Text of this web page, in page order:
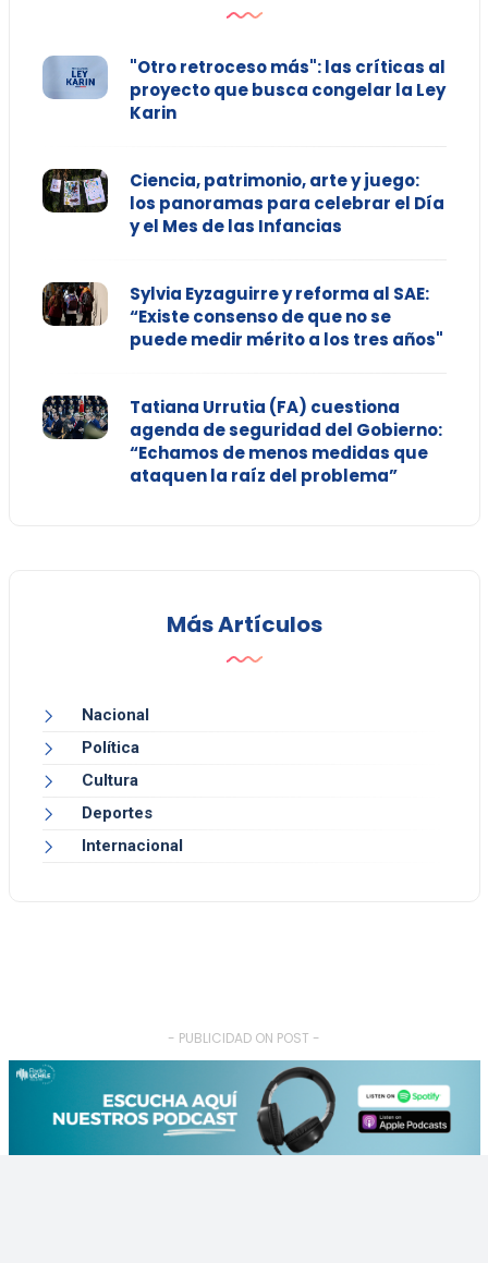
"Otro retroceso más": las críticas al
proyecto que busca congelar la Ley
Karin
Ciencia, patrimonio, arte y juego:
los panoramas para celebrar el Día
y el Mes de las Infancias
Sylvia Eyzaguirre y reforma al SAE:
“Existe consenso de que no se
puede medir mérito a los tres años"
Tatiana Urrutia (FA) cuestiona
agenda de seguridad del Gobierno:
“Echamos de menos medidas que
ataquen la raíz del problema”
Más Artículos
Nacional
Política
Cultura
Deportes
Internacional
- PUBLICIDAD ON POST -